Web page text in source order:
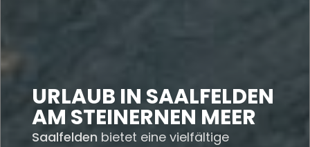
URLAUB IN SAALFELDEN
AM STEINERNEN MEER
Saalfelden bietet eine vielfältige